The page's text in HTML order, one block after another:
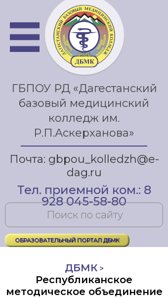
ГБПОУ РД «Дагестанский
базовый медицинский
колледж им.
Р.П.Аскерханова»
Почта: gbpou_kolledzh@e-
dag.ru
Тел. приемной ком.: 8
928 045-58-80
ОБРАЗОВАТЕЛЬНЫЙ ПОРТАЛ ДБМК
ДБМК>
Республиканское
методическое объединение